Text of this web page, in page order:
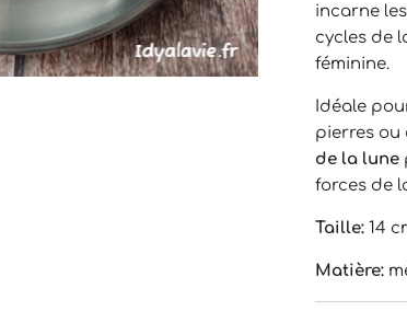
incarne
cycles de
féminine.
Idéale
pierres ou
de la lune
forces de
Taille: 14
Matière: